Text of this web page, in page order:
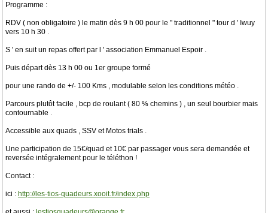
Programme :
RDV ( non obligatoire ) le matin dès 9 h 00 pour le " traditionnel " tour d ' Iwuy
vers 10 h 30 .
S ' en suit un repas offert par l ' association Emmanuel Espoir .
Puis départ dès 13 h 00 ou 1er groupe formé
pour une rando de +/- 100 Kms , modulable selon les conditions météo .
Parcours plutôt facile , bcp de roulant ( 80 % chemins ) , un seul bourbier mais
contournable .
Accessible aux quads , SSV et Motos trials .
Une participation de 15€/quad et 10€ par passager vous sera demandée et
reversée intégralement pour le téléthon !
Contact :
ici : http://les-tios-quadeurs.xooit.fr/index.php